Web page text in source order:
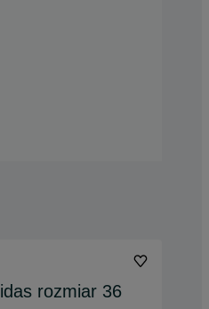
rozmiar 36